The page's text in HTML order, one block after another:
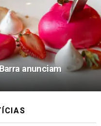
anunciam